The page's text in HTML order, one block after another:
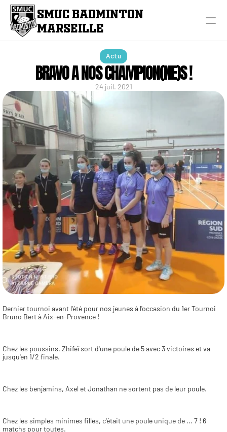
SMUC BADMINTON
MARSEILLE
Actu
BRAVO A NOS CHAMPION(NE)S !
24 juil. 2021
Dernier tournoi avant l'été pour nos jeunes à l'occasion du 1er Tournoi
Bruno Bert à Aix-en-Provence !
Chez les poussins, Zhifeï sort d'une poule de 5 avec 3 victoires et va
jusqu'en 1/2 finale.
Chez les benjamins, Axel et Jonathan ne sortent pas de leur poule.
Chez les simples minimes filles, c'était une poule unique de ... 7 ! 6